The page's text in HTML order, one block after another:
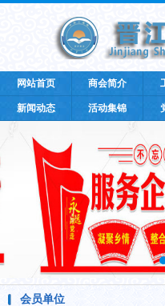
网站首页 商会简介
新闻动态 活动集锦
会员单位